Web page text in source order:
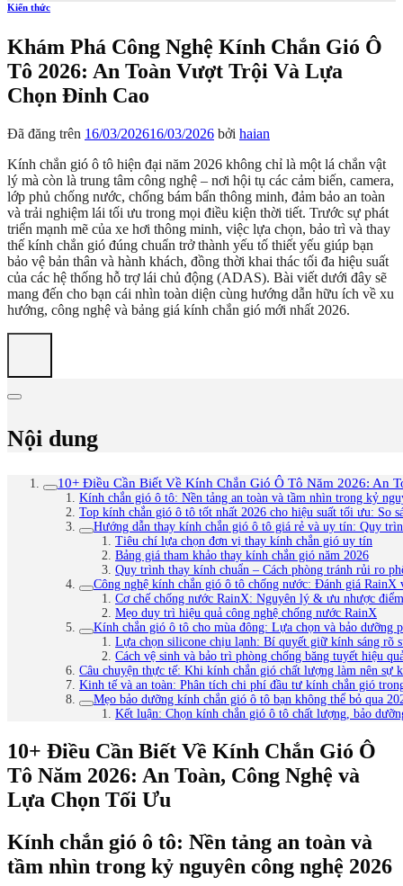
Kiến thức
Khám Phá Công Nghệ Kính Chắn Gió Ô
Tô 2026: An Toàn Vượt Trội Và Lựa
Chọn Đỉnh Cao
Đã đăng trên 16/03/202616/03/2026 bởi haian
Kính chắn gió ô tô hiện đại năm 2026 không chỉ là một lá chắn vật
lý mà còn là trung tâm công nghệ – nơi hội tụ các cảm biến, camera,
lớp phủ chống nước, chống bám bẩn thông minh, đảm bảo an toàn
và trải nghiệm lái tối ưu trong mọi điều kiện thời tiết. Trước sự phát
triển mạnh mẽ của xe hơi thông minh, việc lựa chọn, bảo trì và thay
thế kính chắn gió đúng chuẩn trở thành yếu tố thiết yếu giúp bạn
bảo vệ bản thân và hành khách, đồng thời khai thác tối đa hiệu suất
của các hệ thống hỗ trợ lái chủ động (ADAS). Bài viết dưới đây sẽ
mang đến cho bạn cái nhìn toàn diện cùng hướng dẫn hữu ích về xu
hướng, công nghệ và bảng giá kính chắn gió mới nhất 2026.
Nội dung
10+ Điều Cần Biết Về Kính Chắn Gió Ô Tô Năm 2026: An
Kính chắn gió ô tô: Nền tảng an toàn và tầm nhìn trong kỷ
Top kính chắn gió ô tô tốt nhất 2026 cho hiệu suất tối ưu: So
Hướng dẫn thay kính chắn gió ô tô giá rẻ và uy tín: Quy
Tiêu chí lựa chọn đơn vị thay kính chắn gió uy tín
Bảng giá tham khảo thay kính chắn gió năm 2026
Quy trình thay kính chuẩn – Cách phòng tránh rủi ro
Công nghệ kính chắn gió ô tô chống nước: Đánh giá RainX
Cơ chế chống nước RainX: Nguyên lý & ưu nhược
Mẹo duy trì hiệu quả công nghệ chống nước RainX
Kính chắn gió ô tô cho mùa đông: Lựa chọn và bảo dưỡng
Lựa chọn silicone chịu lạnh: Bí quyết giữ kính sáng rõ
Cách vệ sinh và bảo trì phòng chống băng tuyết hiệu
Câu chuyện thực tế: Khi kính chắn gió chất lượng làm nên sự
Kinh tế và an toàn: Phân tích chi phí đầu tư kính chắn gió
Mẹo bảo dưỡng kính chắn gió ô tô bạn không thể bỏ qua
Kết luận: Chọn kính chắn gió ô tô chất lượng, bảo
10+ Điều Cần Biết Về Kính Chắn Gió Ô
Tô Năm 2026: An Toàn, Công Nghệ và
Lựa Chọn Tối Ưu
Kính chắn gió ô tô: Nền tảng an toàn và
tầm nhìn trong kỷ nguyên công nghệ 2026